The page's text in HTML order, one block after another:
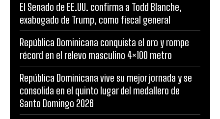
El Senado de EE.UU. confirma a Todd Blanche,
exabogado de Trump, como fiscal general
República Dominicana conquista el oro y rompe
récord en el relevo masculino 4×100 metro
República Dominicana vive su mejor jornada y se
consolida en el quinto lugar del medallero de
Santo Domingo 2026